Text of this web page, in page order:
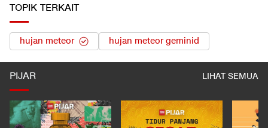
TOPIK TERKAIT
hujan meteor hujan meteor geminid
PIJAR LIHAT SEMUA